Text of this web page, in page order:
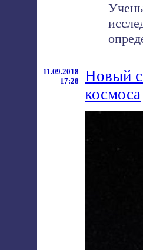
11.09.2018
17:28
Новый
космоса